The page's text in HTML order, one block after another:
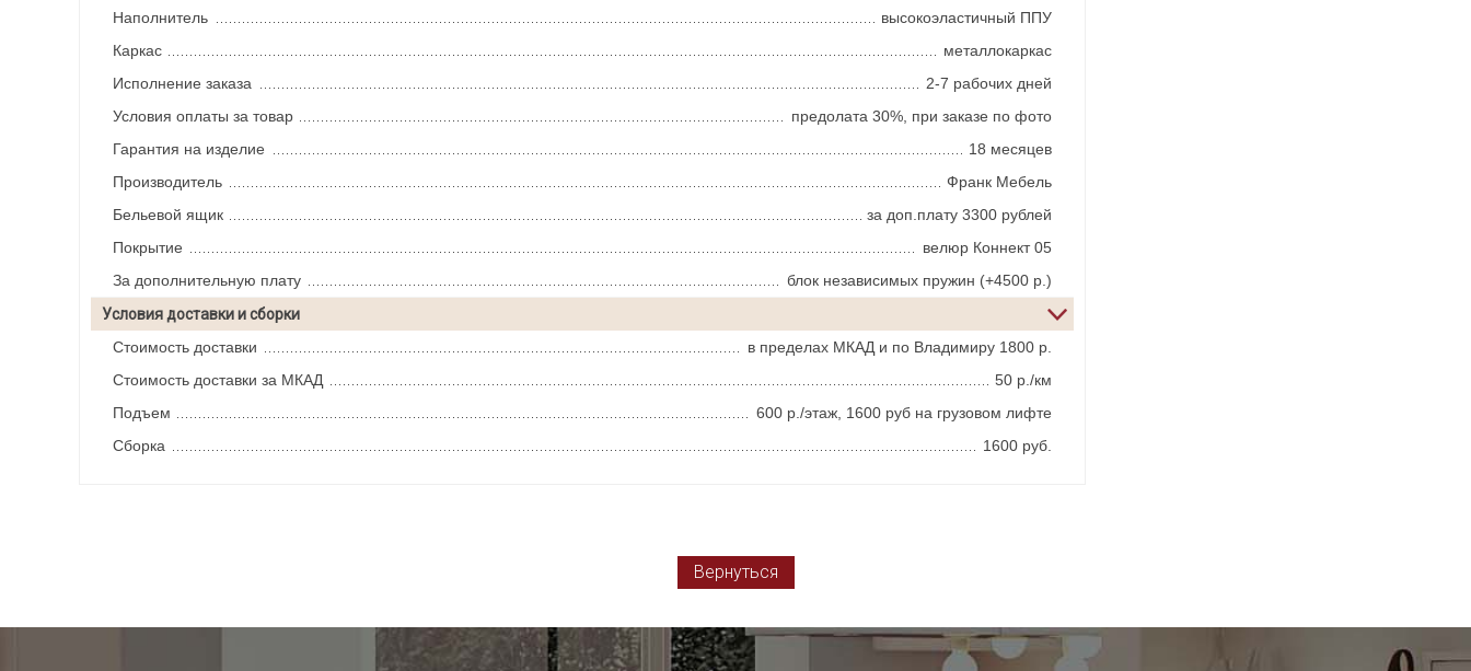
Наполнитель
высокоэластичный ППУ
Каркас
металлокаркас
Исполнение заказа
2-7 рабочих дней
Условия оплаты за товар
предолата 30%, при заказе по фото
Гарантия на изделие
18 месяцев
Производитель
Франк Мебель
Бельевой ящик
за доп.плату 3300 рублей
Покрытие
велюр Коннект 05
За дополнительную плату
блок независимых пружин (+4500 р.)
Условия доставки и сборки
Стоимость доставки
в пределах МКАД и по Владимиру 1800 р.
Стоимость доставки за МКАД
50 р./км
Подъем
600 р./этаж, 1600 руб на грузовом лифте
Сборка
1600 руб.
Вернуться